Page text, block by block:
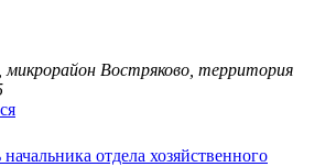
микрорайон Востряково, территория
начальника отдела хозяйственного